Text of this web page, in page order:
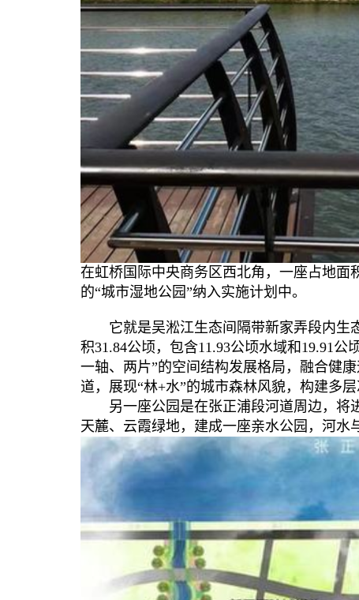
在虹桥国际中央商务区西北角，一座占地面
的“城市湿地公园”纳入实施计划中。
它就是吴淞江生态间隔带新家弄段内生
积31.84公顷，包含11.93公顷水域和19.91公
一轴、两片”的空间结构发展格局，融合健
道，展现“林+水”的城市森林风貌，构建多
另一座公园是在张正浦段河道周边，将
天麓、云霞绿地，建成一座亲水公园，河水